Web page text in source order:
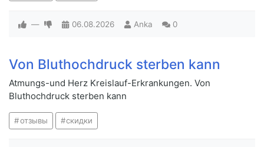
— 06.08.2026 Anka 0
Von Bluthochdruck sterben kann
Atmungs-und Herz Kreislauf-Erkrankungen. Von
Bluthochdruck sterben kann
отзывы скидки